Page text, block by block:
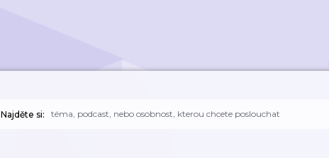
Najděte si: